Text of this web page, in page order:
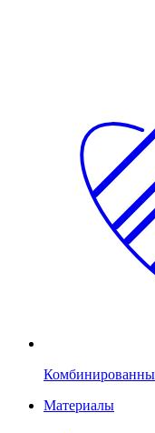
Материалы